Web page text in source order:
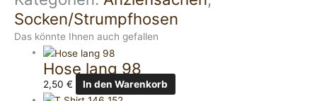
Socken/Strumpfhosen
Das könnte Ihnen auch gefallen
Hose lang 98
2,50€ In den Warenkorb